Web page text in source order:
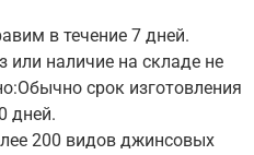
в течение 7 дней.
или наличие на складе не
срок изготовления
дней.
200 видов джинсовых